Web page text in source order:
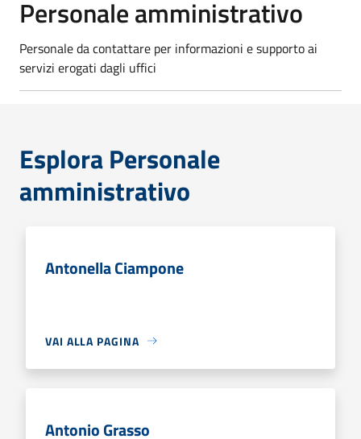
Personale amministrativo
Personale da contattare per informazioni e supporto ai
servizi erogati dagli uffici
Esplora Personale
amministrativo
Antonella Ciampone
VAI ALLA PAGINA
Antonio Grasso